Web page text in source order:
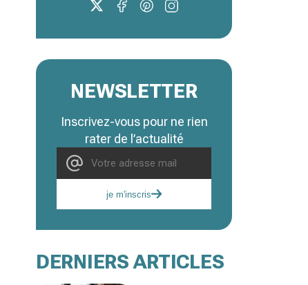
NEWSLETTER
Inscrivez-vous pour ne rien
rater de l’actualité
je m'inscris
DERNIERS ARTICLES